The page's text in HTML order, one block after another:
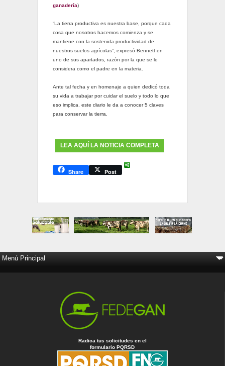
ganadería)
“La tierra productiva es nuestra base, porque cada
cosa que nosotros hacemos comienza y se
mantiene con la sostenida productividad de
nuestros suelos agrícolas”, expresó Bennett en
uno de sus apartados, razón por la que se le
considera como el padre en la materia.
Ante tal fecha y en homenaje a quien dedicó toda
su vida a trabajar por cuidar el suelo y todo lo que
eso implica, este diario le da a conocer 5 claves
para conservar la tierra.
LEA AQUÍ LA NOTICIA COMPLETA
Share Post
Radica tus solicitudes en el
formulario PQRSD